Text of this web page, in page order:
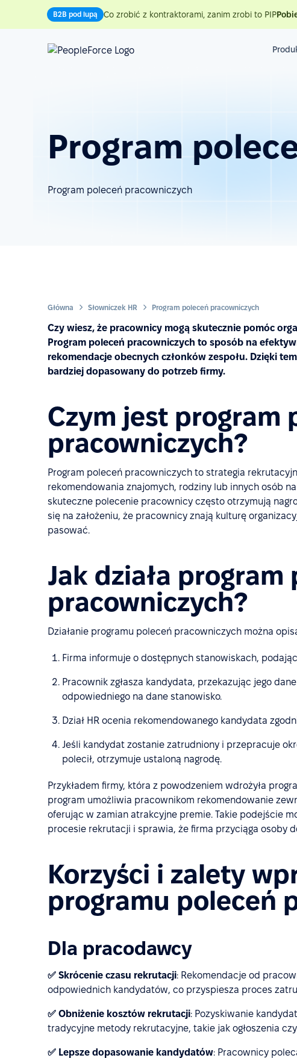
B2B pod lupą Co zrobić z kontraktorami, zanim zrobi to PIP
Program
Program poleceń pracowniczych
Główna Słowniczek HR Program poleceń pracowniczych
Czy wiesz, że pracownicy mogą skutecznie pomóc
Program poleceń pracowniczych to sposób na
rekomendacje obecnych członków zespołu. Dzięki
bardziej dopasowany do potrzeb firmy.
Czym jest program
pracowniczych?
Program poleceń pracowniczych to strategia
rekomendowania znajomych, rodziny lub innych osób
skuteczne polecenie pracownicy często otrzymują
się na założeniu, że pracownicy znają kulturę
pasować.
Jak działa program
pracowniczych?
Działanie programu poleceń pracowniczych można
Firma informuje o dostępnych stanowiskach,
Pracownik zgłasza kandydata, przekazując jego
odpowiedniego na dane stanowisko.
Dział HR ocenia rekomendowanego kandydata
Jeśli kandydat zostanie zatrudniony i przepracuje
polecił, otrzymuje ustaloną nagrodę.
Przykładem firmy, która z powodzeniem wdrożyła
program umożliwia pracownikom rekomendowanie
oferując w zamian atrakcyjne premie. Takie podejście
procesie rekrutacji i sprawia, że firma przyciąga osoby
Korzyści i zalety
programu poleceń
Dla pracodawcy
✅ Skrócenie czasu rekrutacji: Rekomendacje od
odpowiednich kandydatów, co przyspiesza proces
✅ Obniżenie kosztów rekrutacji: Pozyskiwanie
tradycyjne metody rekrutacyjne, takie jak ogłoszenia
✅ Lepsze dopasowanie kandydatów: Pracownicy